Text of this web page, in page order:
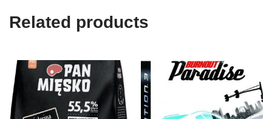
Related products